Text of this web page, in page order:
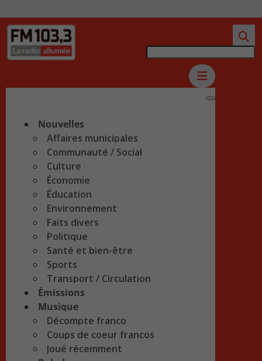
Nouvelles
Affaires municipales
Communauté / Social
Culture
Économie
Éducation
Environnement
Faits divers
Politique
Santé et bien-être
Sports
Transport / Circulation
Émissions
Musique
Décompte franco
Coups de coeur francos
Joué récemment